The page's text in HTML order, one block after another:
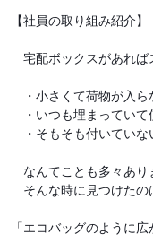
【社員の取り組み紹介】
宅配ボックスがあれば
・小さくて荷物が入ら
・いつも埋まっていて
・そもそも付いていな
なんてことも多々あり
そんな時に見つけたの
「エコバッグのように